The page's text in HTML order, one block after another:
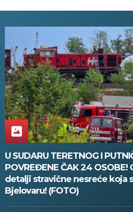
U SUDARU TERETNOG I
POVREĐENE ČAK 24
detalji stravične nesreće koja
Bjelovaru! (FOTO)